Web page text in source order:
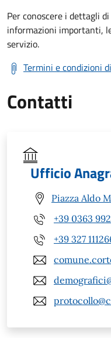
Per conoscere i dettagli
informazioni importanti,
servizio.
Termini e condizioni
Contatti
Ufficio
Piazza Aldo
+39 0363
+39 327